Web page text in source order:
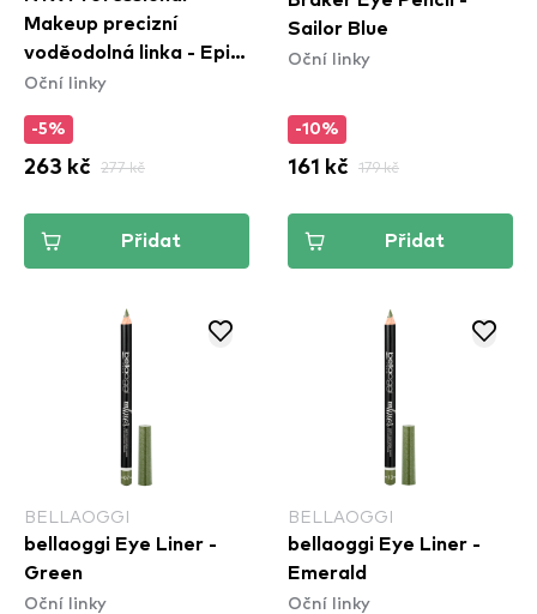
Makeup precizní
voděodolná linka - Epic
Ink Waterproof Liner -
Oční linky
-5%
263 kč 277 kč
Přidat
Sailor Blue
Oční linky
-10%
161 kč 179 kč
Přidat
BELLAOGGI
bellaoggi Eye Liner -
Green
Oční linky
BELLAOGGI
bellaoggi Eye Liner -
Emerald
Oční linky